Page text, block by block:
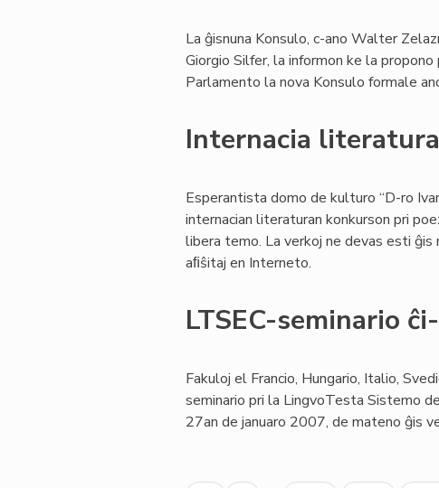
La ĝisnuna Konsulo, c-ano Walter
Giorgio Silfer, la informon ke la
Parlamento la nova Konsulo formale
Internacia
Esperantista domo de kulturo “D-ro
internacian literaturan konkurson pri
libera temo. La verkoj ne devas esti ĝis
aﬁŝitaj en Interneto.
LTSEC-seminario
Fakuloj el Francio, Hungario, Italio,
seminario pri la LingvoTesta Sistemo
27an de januaro 2007, de mateno ĝis